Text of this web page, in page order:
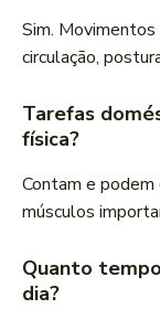
Sim.
circulação,
Tarefas
física?
Contam e
músculos
Quanto
dia?